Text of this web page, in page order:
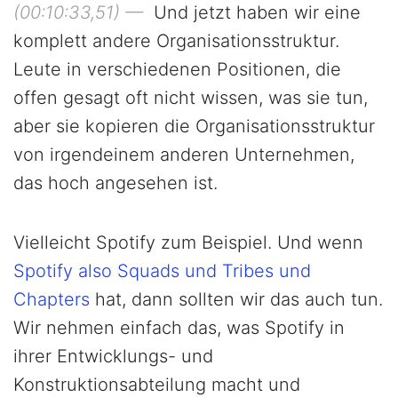
(00:10:33,51) —Und jetzt haben wir eine
komplett andere Organisationsstruktur.
Leute in verschiedenen Positionen, die
offen gesagt oft nicht wissen, was sie tun,
aber sie kopieren die Organisationsstruktur
von irgendeinem anderen Unternehmen,
das hoch angesehen ist.
Vielleicht Spotify zum Beispiel. Und wenn
Spotify also Squads und Tribes und
Chapters hat, dann sollten wir das auch tun.
Wir nehmen einfach das, was Spotify in
ihrer Entwicklungs- und
Konstruktionsabteilung macht und